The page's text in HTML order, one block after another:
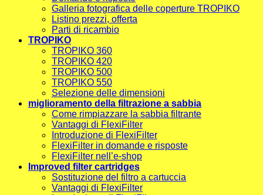
Galleria fotografica delle coperture TROPIKO
Listino prezzi, offerta
Parti di ricambio
TROPIKO
TROPIKO 360
TROPIKO 420
TROPIKO 500
TROPIKO 550
Selezione delle dimensioni
miglioramento della filtrazione a sabbia
Come rimpiazzare la sabbia filtrante
Vantaggi di FlexiFilter
Introduzione di FlexiFilter
FlexiFilter in domande e risposte
FlexiFilter nell’e-shop
Improved filter cartridges
Sostituzione del filtro a cartuccia
Vantaggi di FlexiFilter